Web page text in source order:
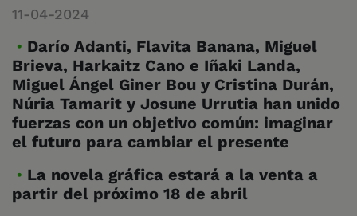
11-04-2024
Darío Adanti, Flavita Banana, Miguel
Brieva, Harkaitz Cano e Iñaki Landa,
Miguel Ángel Giner Bou y Cristina Durán,
Núria Tamarit y Josune Urrutia han unido
fuerzas con un objetivo común: imaginar
el futuro para cambiar el presente
La novela gráfica estará a la venta a
partir del próximo 18 de abril